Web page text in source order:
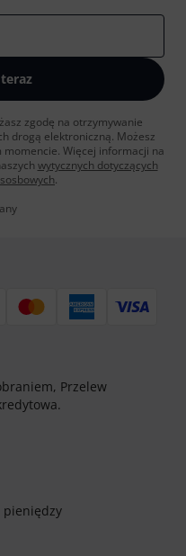
zgodę na otrzymywanie
drogą elektroniczną. Możesz
Więcej informacji na
wytycznych dotyczących
.
Przelew
pieniędzy